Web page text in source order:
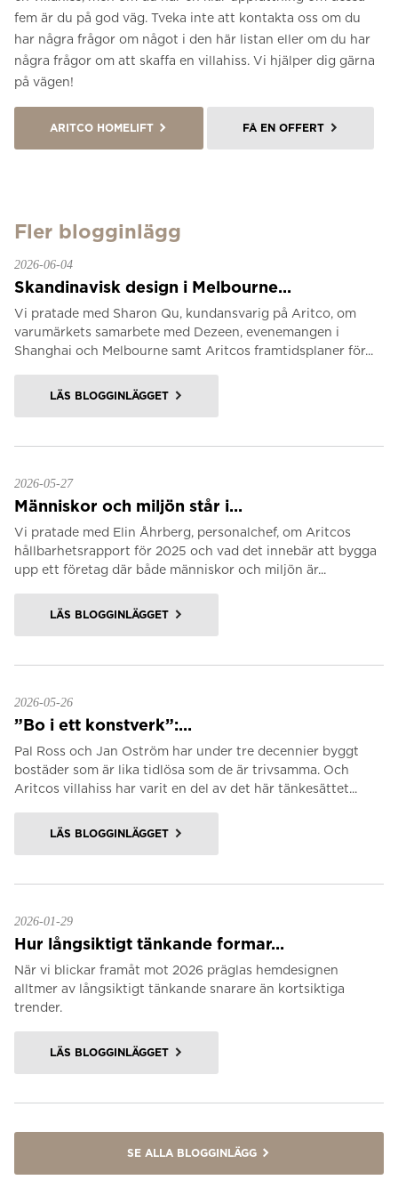
fem är du på god väg. Tveka inte att kontakta oss om du
har några frågor om något i den här listan eller om du har
några frågor om att skaffa en villahiss. Vi hjälper dig gärna
på vägen!
ARITCO HOMELIFT FÅ EN OFFERT
Fler blogginlägg
2026-06-04
Skandinavisk design i Melbourne...
Vi pratade med Sharon Qu, kundansvarig på Aritco, om
varumärkets samarbete med Dezeen, evenemangen i
Shanghai och Melbourne samt Aritcos framtidsplaner för...
LÄS BLOGGINLÄGGET
2026-05-27
Människor och miljön står i...
Vi pratade med Elin Åhrberg, personalchef, om Aritcos
hållbarhetsrapport för 2025 och vad det innebär att bygga
upp ett företag där både människor och miljön är...
LÄS BLOGGINLÄGGET
2026-05-26
”Bo i ett konstverk”:...
Pal Ross och Jan Oström har under tre decennier byggt
bostäder som är lika tidlösa som de är trivsamma. Och
Aritcos villahiss har varit en del av det här tänkesättet...
LÄS BLOGGINLÄGGET
2026-01-29
Hur långsiktigt tänkande formar...
När vi blickar framåt mot 2026 präglas hemdesignen
alltmer av långsiktigt tänkande snarare än kortsiktiga
trender.
LÄS BLOGGINLÄGGET
SE ALLA BLOGGINLÄGG